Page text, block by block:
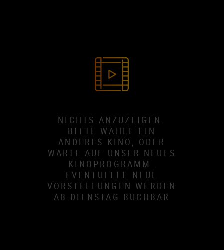
NICHTS ANZUZEIGEN.
BITTE WÄHLE EIN
ANDERES KINO, ODER
WARTE AUF UNSER NEUES
KINOPROGRAMM.
EVENTUELLE NEUE
VORSTELLUNGEN WERDEN
AB DIENSTAG BUCHBAR